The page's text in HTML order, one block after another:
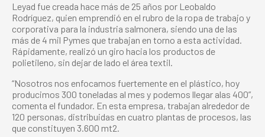
Leyad fue creada hace más de 25 años por Leobaldo
Rodríguez, quien emprendió en el rubro de la ropa de trabajo y
corporativa para la industria salmonera, siendo una de las
más de 4 mil Pymes que trabajan en torno a esta actividad.
Rápidamente, realizó un giro hacia los productos de
polietileno, sin dejar de lado el área textil.
“Nosotros nos enfocamos fuertemente en el plástico, hoy
producimos 300 toneladas al mes y podemos llegar alas 400”,
comenta el fundador. En esta empresa, trabajan alrededor de
120 personas, distribuidas en cuatro plantas de procesos, las
que constituyen 3.600 mt2.